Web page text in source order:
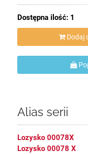
Dostępna ilość: 1
Dodaj
Alias serii
Lozysko 00078X
Lozysko 00078 X